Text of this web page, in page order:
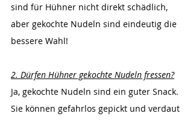
sind für Hühner nicht direkt schädlich,
aber gekochte Nudeln sind eindeutig die
bessere Wahl!
2. Dürfen Hühner gekochte Nudeln fressen?
Ja, gekochte Nudeln sind ein guter Snack.
Sie können gefahrlos gepickt und verdaut